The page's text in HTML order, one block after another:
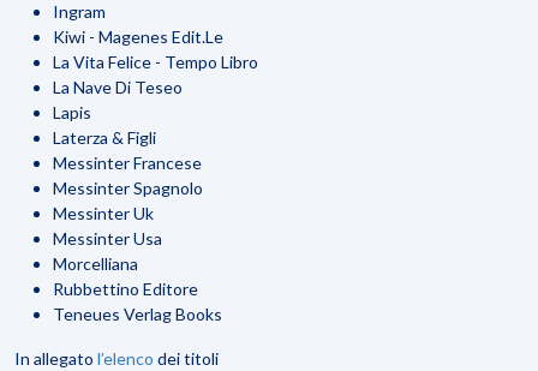
Ingram
Kiwi - Magenes Edit.Le
La Vita Felice - Tempo Libro
La Nave Di Teseo
Lapis
Laterza & Figli
Messinter Francese
Messinter Spagnolo
Messinter Uk
Messinter Usa
Morcelliana
Rubbettino Editore
Teneues Verlag Books
In allegato l’elenco dei titoli